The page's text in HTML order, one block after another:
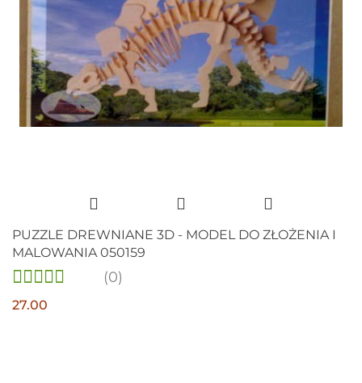
PUZZLE DREWNIANE 3D - MODEL DO ZŁOŻENIA I
MALOWANIA 050159
(0)
27.00